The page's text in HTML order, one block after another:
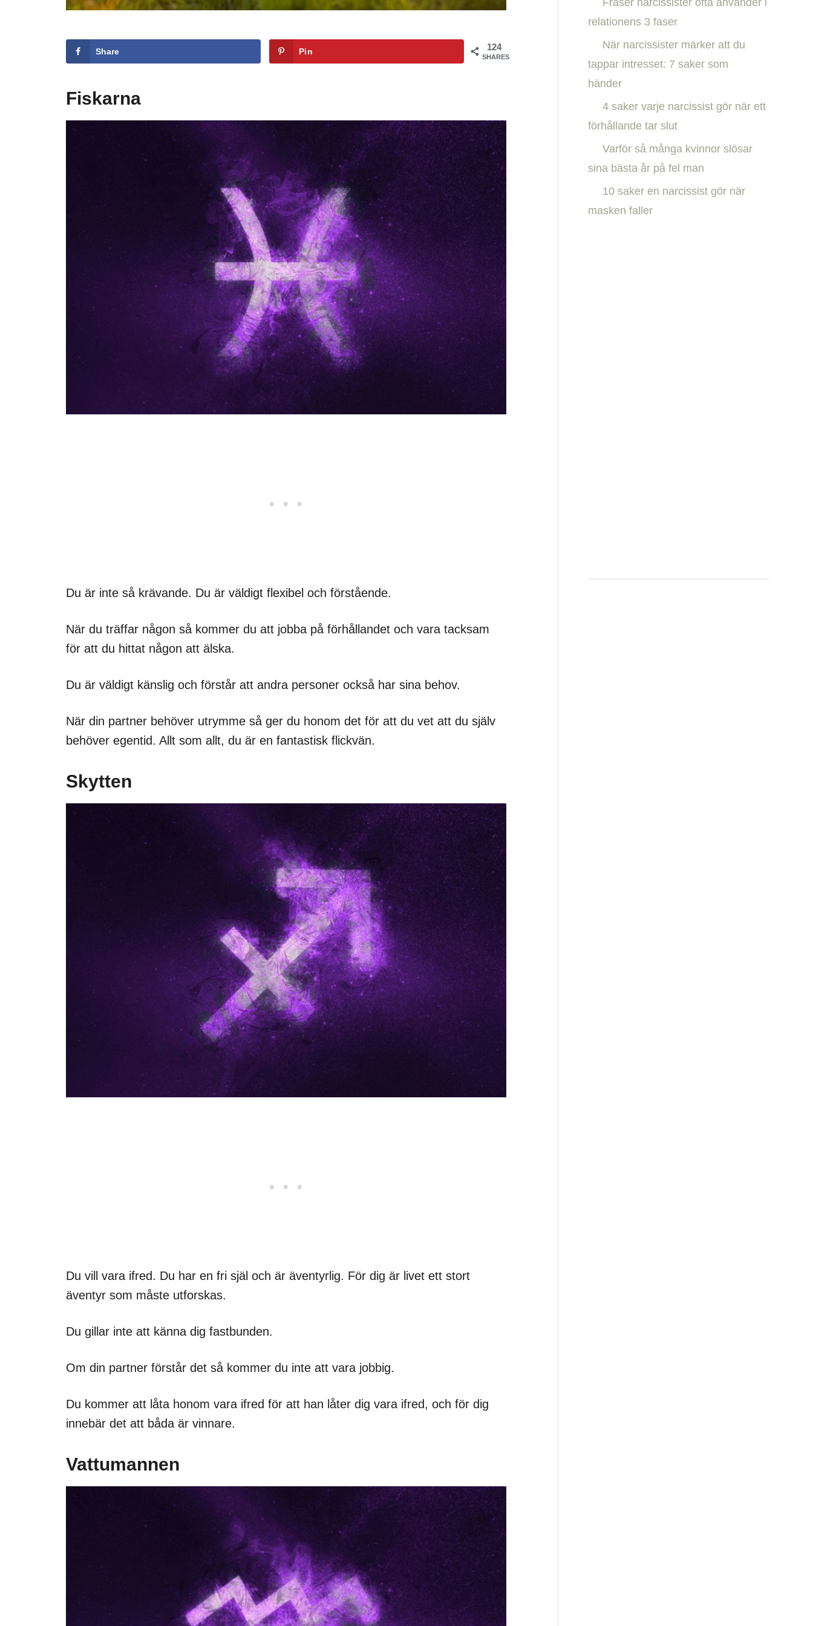
124
SHARES
Share Pin
Fiskarna
Du är inte så krävande. Du är väldigt flexibel och förstående.
När du träffar någon så kommer du att jobba på förhållandet och vara tacksam
för att du hittat någon att älska.
Du är väldigt känslig och förstår att andra personer också har sina behov.
När din partner behöver utrymme så ger du honom det för att du vet att du själv
behöver egentid. Allt som allt, du är en fantastisk flickvän.
Skytten
Du vill vara ifred. Du har en fri själ och är äventyrlig. För dig är livet ett stort
äventyr som måste utforskas.
Du gillar inte att känna dig fastbunden.
Om din partner förstår det så kommer du inte att vara jobbig.
Du kommer att låta honom vara ifred för att han låter dig vara ifred, och för dig
innebär det att båda är vinnare.
Vattumannen
f
r
:
Fraser narcissister ofta använder i
relationens 3 faser
När narcissister märker att du
tappar intresset: 7 saker som
händer
4 saker varje narcissist gör när ett
förhållande tar slut
Varför så många kvinnor slösar
sina bästa år på fel man
10 saker en narcissist gör när
masken faller